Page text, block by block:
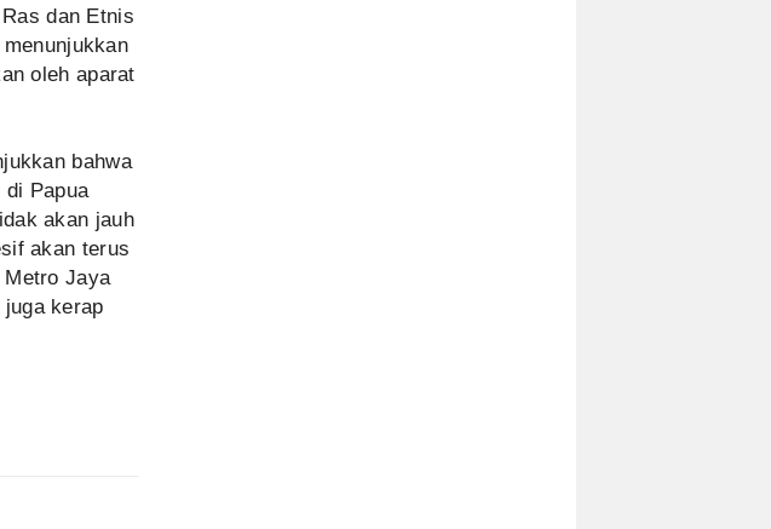
dan Etnis
oleh aparat
bahwa
di Papua
akan jauh
akan terus
Metro Jaya
kerap